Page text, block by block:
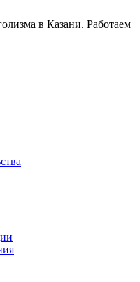
в Казани. Работаем